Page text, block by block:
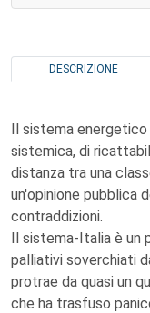
DESCRIZIONE
Il sistema energetico
sistemica, di
distanza tra una
un'opinione pubblica
contraddizioni.
Il sistema-Italia è un
palliativi soverchiati
protrae da quasi un
che ha trasfuso